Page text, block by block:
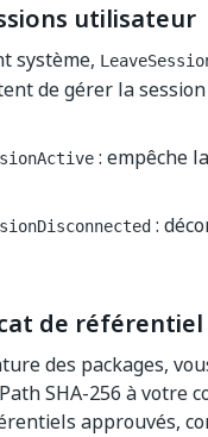
utilisateur
système,
de gérer la
: empêche
:
de référentiel
des packages,
SHA-256 à votre
approuvés,